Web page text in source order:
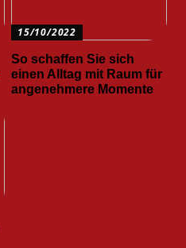
15/10/2022
So schaffen Sie sich
einen Alltag mit Raum für
angenehmere Momente